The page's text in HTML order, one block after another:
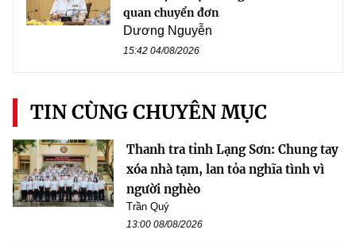
quan chuyển đơn
Dương Nguyễn
15:42 04/08/2026
TIN CÙNG CHUYÊN MỤC
Thanh tra tỉnh Lạng Sơn: Chung tay
xóa nhà tạm, lan tỏa nghĩa tình vì
người nghèo
Trần Quý
13:00 08/08/2026